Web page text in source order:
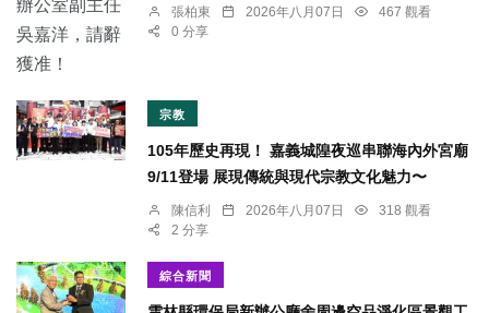
張柏東 2026年八月07日
467 觀看
0 分享
宗教
105年歷史再現！ 嘉義城隍夜巡串聯海內外宮廟
9/11登場 展現傳統與現代宗教文化魅力〜
陳信利 2026年八月07日
318 觀看
2 分享
綜合新聞